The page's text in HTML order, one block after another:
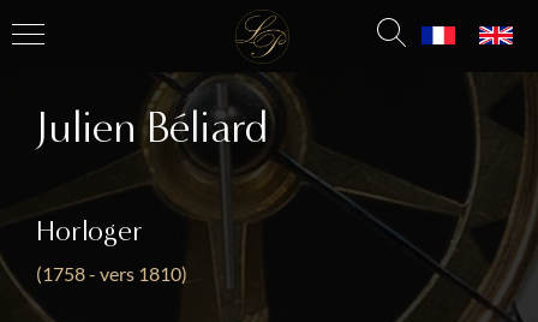
Julien Béliard
Horloger
(1758 - vers 1810)